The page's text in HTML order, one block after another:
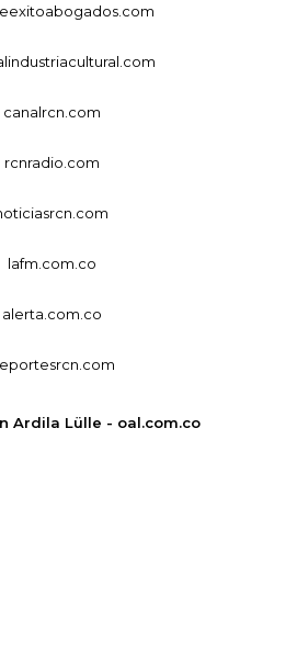
canalrcn.com
rcnradio.com
lafm.com.co
alerta.com.co
Ardila Lülle - oal.com.co